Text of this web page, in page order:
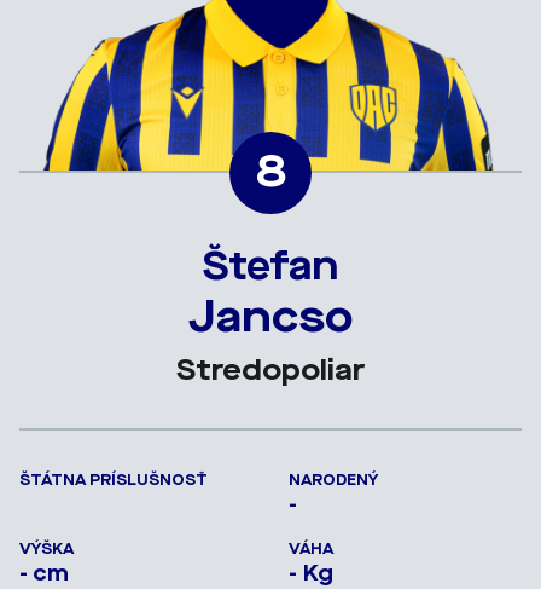
8
Štefan
Jancso
Stredopoliar
ŠTÁTNA PRÍSLUŠNOSŤ NARODENÝ
-
VÝŠKA
- cm
VÁHA
- Kg